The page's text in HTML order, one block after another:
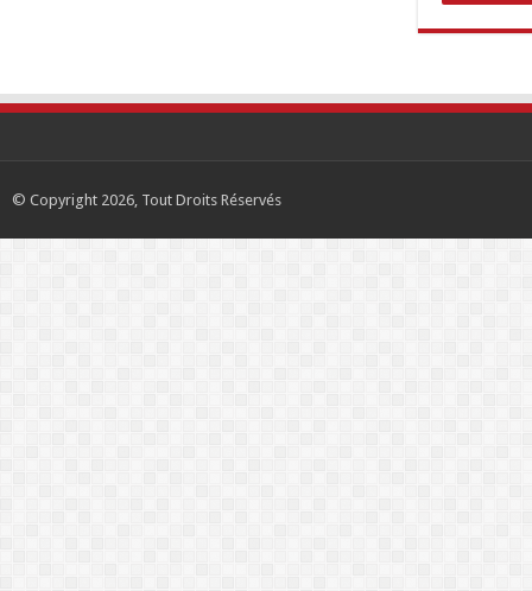
© Copyright 2026, Tout Droits Réservés